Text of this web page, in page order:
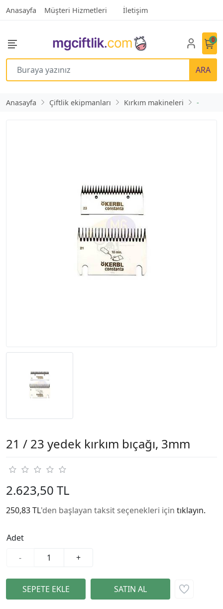
Anasayfa Müşteri Hizmetleri İletişim
ARA
0
Anasayfa Çiftlik ekipmanları Kırkım makineleri -
21 / 23 yedek kırkım bıçağı, 3mm
2.623,50 TL
250,83 TL'den başlayan taksit seçenekleri için tıklayın.
Adet
-
+